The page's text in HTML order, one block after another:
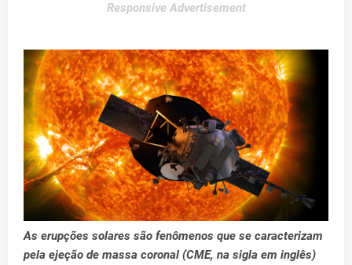
Responsive Advertisement
As erupções solares são fenômenos que se caracterizam
pela ejeção de massa coronal (CME, na sigla em inglês)